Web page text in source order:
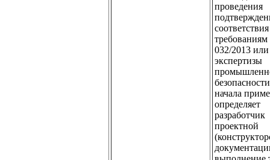
проведения
соответствия
032/2013 или
экспертизы
начала
определяет
разработчик
проектной